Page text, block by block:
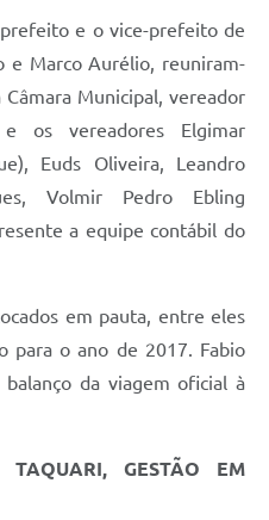
e o vice-prefeito de
e Marco Aurélio, reuniram-
Municipal, vereador
os vereadores Elgimar
Euds Oliveira, Leandro
Volmir Pedro Ebling
a equipe contábil do
em pauta, entre eles
para o ano de 2017. Fabio
da viagem oficial à
GESTÃO EM